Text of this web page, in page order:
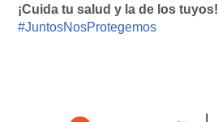
¡Cuida tu salud y la de los tuyos!
#JuntosNosProtegemos